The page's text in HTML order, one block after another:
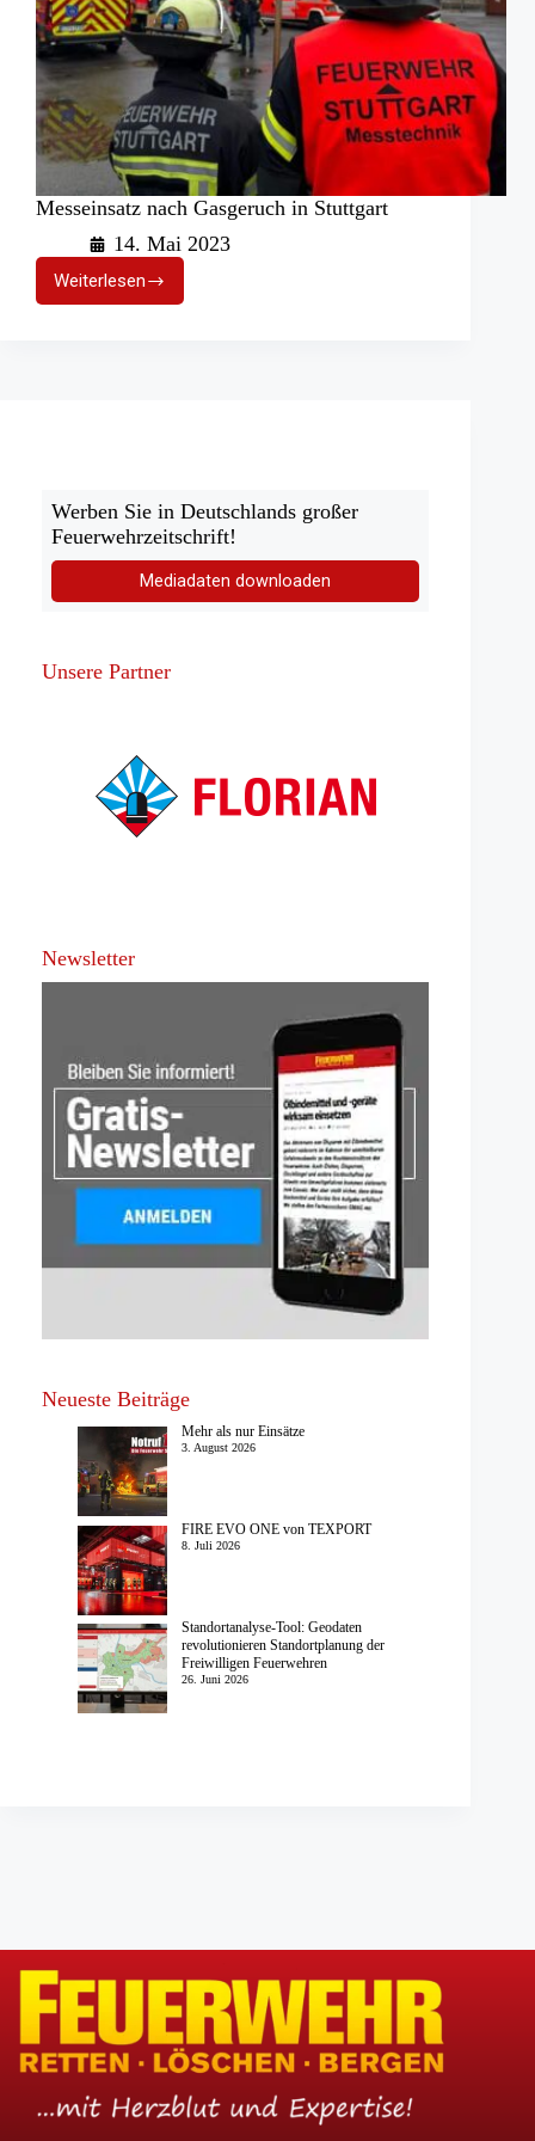
Messeinsatz nach Gasgeruch in Stuttgart
14. Mai 2023
WeiterlesenMesseinsatz
nach
Werben Sie in Deutschlands großer
Feuerwehrzeitschrift!
Mediadaten downloaden
Unsere Partner
Newsletter
Neueste Beiträge
Mehr als nur Einsätze
3. August 2026
FIRE EVO ONE von TEXPORT
8. Juli 2026
Standortanalyse-Tool: Geodaten
revolutionieren Standortplanung der
Freiwilligen Feuerwehren
26. Juni 2026